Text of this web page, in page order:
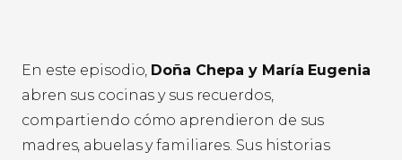
En este episodio, Doña Chepa y María Eugenia
abren sus cocinas y sus recuerdos,
compartiendo cómo aprendieron de sus
madres, abuelas y familiares. Sus historias